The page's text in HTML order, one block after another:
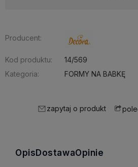
Producent:
Kod produktu:
14/569
Kategoria:
FORMY NA BABKĘ
zapytaj o produkt
Opis DostawaOpinie